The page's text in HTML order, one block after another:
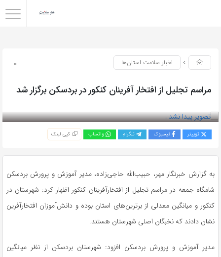
0 اخبار سلامت استان‌ها
مراسم تجلیل از افتخار آفرینان کنکور در بردسکن برگزار شد
توییتر فیسبوک تلگرام واتساپ کپی لینک
به گزارش خبرنگار مهر، حبیب‌الله حاجی‌زاده، مدیر آموزش و پرورش بردسکن
شامگاه جمعه در مراسم تجلیل از افتخارآفرینان کنکور اظهار کرد: شهرستان در
کنکور و میانگین معدلی از برترین‌های استان بوده و دانش‌آموزان افتخارآفرین
نشان دادند که نخبگان اصلی شهرستان هستند.
مدیر آموزش و پرورش بردسکن افزود: شهرستان بردسکن از نظر میانگین